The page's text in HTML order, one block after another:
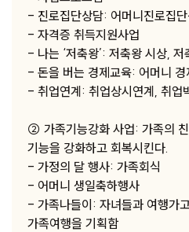
- 진로집단상담: 어머니진로집
- 자격증 취득지원사업
- 나는 ‘저축왕’: 저축왕 시상,
- 돈을 버는 경제교육: 어머니
- 취업연계: 취업상시연계, 취업
② 가족기능강화 사업: 가족의
기능을 강화하고 회복시킨다.
- 가정의 달 행사: 가족회식
- 어머니 생일축하행사
- 가족나들이: 자녀들과 여행가
가족여행을 기획함